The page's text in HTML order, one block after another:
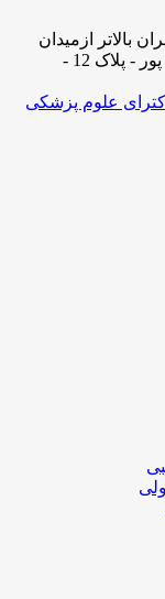
بالاتر ازمیدان
ولیعصر -بعد از تقاطع زرتشت - خیابان پزشک پور - پلاک 12 -